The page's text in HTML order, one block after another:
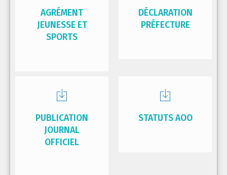
AGRÉMENT
JEUNESSE ET
SPORTS
DÉCLARATION
PRÉFECTURE
PUBLICATION
JOURNAL
OFFICIEL
STATUTS AOO